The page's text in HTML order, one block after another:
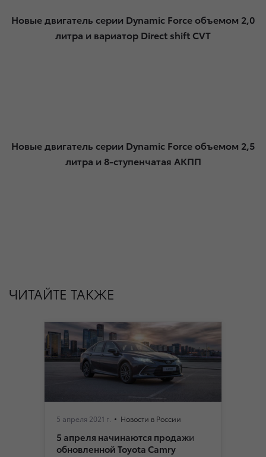
Новые двигатель серии Dynamic Force объемом 2,0
литра и вариатор Direct shift CVT
Новые двигатель серии Dynamic Force объемом 2,5
литра и 8-ступенчатая АКПП
ЧИТАЙТЕ ТАКЖЕ
5 апреля 2021 г. Новости в России
5 апреля начинаются продажи
обновленной Toyota Camry